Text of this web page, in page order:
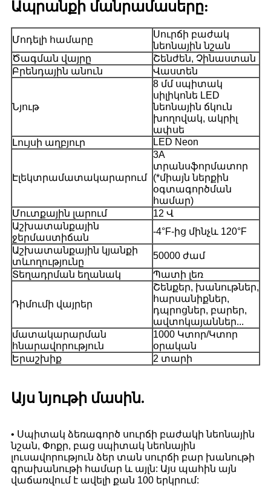
Ապրանքի մանրամասերը:
Մոդելի համարը
Սուրճի բաժակ
նեոնային նշան
Ծագման վայրը
Շենժեն, Չինաստան
Բրենդային անուն
Վաստեն
Նյութ
8 մմ սպիտակ
սիլիկոնե LED
նեոնային ճկուն
խողովակ, ակրիլ
ափսե
Լույսի աղբյուր
LED Neon
Էլեկտրամատակարարում
3A
տրանսֆորմատոր
(*միայն ներքին
օգտագործման
համար)
Մուտքային լարում
12 Վ
Աշխատանքային
ջերմաստիճան
-4°F-ից մինչև 120°F
Աշխատանքային կյանքի
տևողությունը
50000 ժամ
Տեղադրման եղանակ
Պատի լեռ
Դիմումի վայրեր
Շենքեր, խանութներ,
հարսանիքներ,
դպրոցներ, բարեր,
ավտոկայաններ...
մատակարարման
հնարավորություն
1000 Կտոր/Կտոր
օրական
Երաշխիք
2 տարի
Այս նյութի մասին.
• Սպիտակ ձեռագործ սուրճի բաժակի նեոնային
նշան, Փոքր, բաց սպիտակ նեոնային
լուսավորություն ձեր տան սուրճի բար խանութի
գրախանութի համար և այլն: Այս պահին այն
վաճառվում է ավելի քան 100 երկրում: